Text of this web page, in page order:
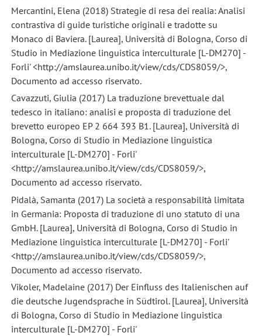
Mercantini, Elena (2018) Strategie di resa dei realia: Analisi
contrastiva di guide turistiche originali e tradotte su
Monaco di Baviera. [Laurea], Università di Bologna, Corso di
Studio in Mediazione linguistica interculturale [L-DM270] -
Forli' <http://amslaurea.unibo.it/view/cds/CDS8059/>,
Documento ad accesso riservato.
Cavazzuti, Giulia (2017) La traduzione brevettuale dal
tedesco in italiano: analisi e proposta di traduzione del
brevetto europeo EP 2 664 393 B1. [Laurea], Università di
Bologna, Corso di Studio in Mediazione linguistica
interculturale [L-DM270] - Forli'
<http://amslaurea.unibo.it/view/cds/CDS8059/>,
Documento ad accesso riservato.
Pidalà, Samanta (2017) La società a responsabilità limitata
in Germania: Proposta di traduzione di uno statuto di una
GmbH. [Laurea], Università di Bologna, Corso di Studio in
Mediazione linguistica interculturale [L-DM270] - Forli'
<http://amslaurea.unibo.it/view/cds/CDS8059/>,
Documento ad accesso riservato.
Vikoler, Madelaine (2017) Der Einfluss des Italienischen auf
die deutsche Jugendsprache in Südtirol. [Laurea], Università
di Bologna, Corso di Studio in Mediazione linguistica
interculturale [L-DM270] - Forli'